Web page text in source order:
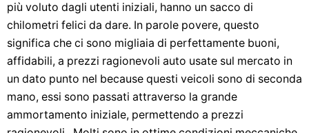
più voluto dagli utenti iniziali, hanno un sacco di
chilometri felici da dare. In parole povere, questo
significa che ci sono migliaia di perfettamente buoni,
affidabili, a prezzi ragionevoli auto usate sul mercato in
un dato punto nel because questi veicoli sono di seconda
mano, essi sono passati attraverso la grande
ammortamento iniziale, permettendo a prezzi